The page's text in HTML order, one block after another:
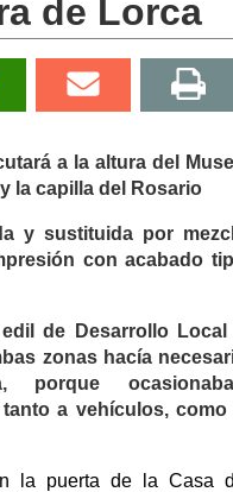
de Lorca
a la altura del
la capilla del Rosario
y sustituida por
con acabado
edil de Desarrollo Local
zonas hacía
porque
a vehículos, como
la puerta de la Casa